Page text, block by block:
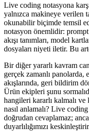
Live coding notasyona
yalnızca makineye verilen
okunabilir biçimde temsil
notasyon önemlidir:
akışı tanımları, model
dosyaları niyeti iletir. Bu
Bir diğer yararlı kavram
gerçek zamanlı panolarda,
akışlarında, geri bildirim
Ürün ekipleri şunu
hangileri kararlı kalmalı
nasıl anlamalı? Live
doğrudan cevaplamaz;
duyarlılığımızı